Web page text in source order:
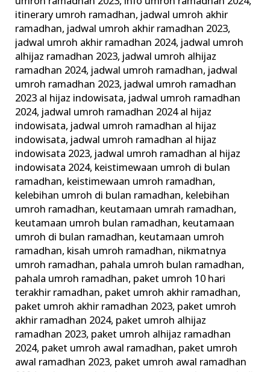
itinerary umroh ramadhan, jadwal umroh akhir
ramadhan, jadwal umroh akhir ramadhan 2023,
jadwal umroh akhir ramadhan 2024, jadwal umroh
alhijaz ramadhan 2023, jadwal umroh alhijaz
ramadhan 2024, jadwal umroh ramadhan, jadwal
umroh ramadhan 2023, jadwal umroh ramadhan
2023 al hijaz indowisata, jadwal umroh ramadhan
2024, jadwal umroh ramadhan 2024 al hijaz
indowisata, jadwal umroh ramadhan al hijaz
indowisata, jadwal umroh ramadhan al hijaz
indowisata 2023, jadwal umroh ramadhan al hijaz
indowisata 2024, keistimewaan umroh di bulan
ramadhan, keistimewaan umroh ramadhan,
kelebihan umroh di bulan ramadhan, kelebihan
umroh ramadhan, keutamaan umrah ramadhan,
keutamaan umroh bulan ramadhan, keutamaan
umroh di bulan ramadhan, keutamaan umroh
ramadhan, kisah umroh ramadhan, nikmatnya
umroh ramadhan, pahala umroh bulan ramadhan,
pahala umroh ramadhan, paket umroh 10 hari
terakhir ramadhan, paket umroh akhir ramadhan,
paket umroh akhir ramadhan 2023, paket umroh
akhir ramadhan 2024, paket umroh alhijaz
ramadhan 2023, paket umroh alhijaz ramadhan
2024, paket umroh awal ramadhan, paket umroh
awal ramadhan 2023, paket umroh awal ramadhan